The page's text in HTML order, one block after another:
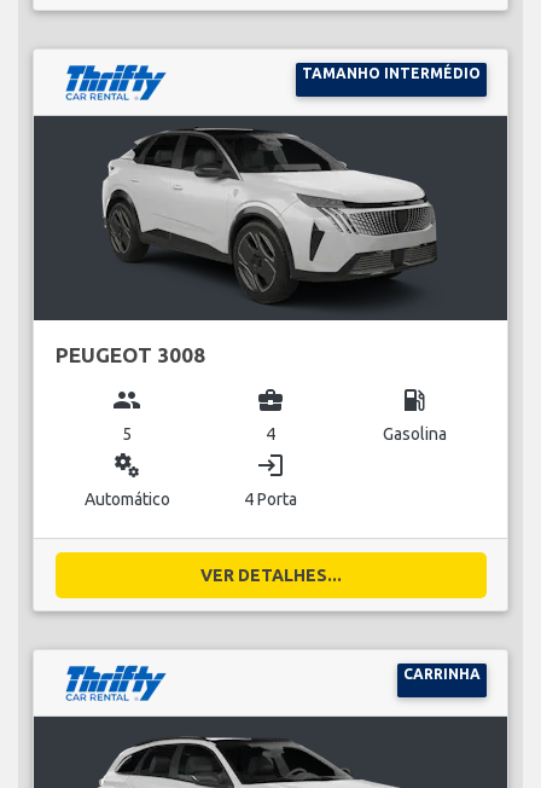
TAMANHO INTERMÉDIO
PEUGEOT 3008
group
5
business_center
4
local_gas_station
Gasolina
miscellaneous_services
Automático
login
4 Porta
VER DETALHES...
CARRINHA